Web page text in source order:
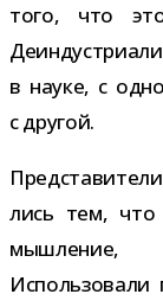
того, что
в науке, с
с другой.
лись тем, что
мыш­ле­ние,
Использовали